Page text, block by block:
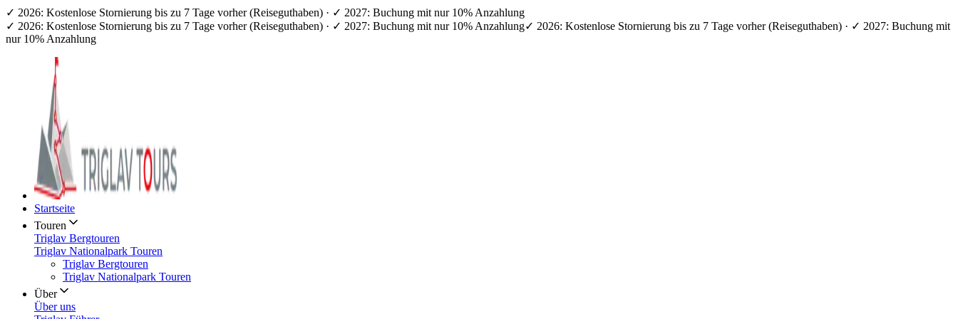
✓ 2026: Kostenlose Stornierung bis zu 7 Tage vorher (Reiseguthaben) · ✓ 2027: Buchung mit nur 10% Anzahlung
✓ 2026: Kostenlose Stornierung bis zu 7 Tage vorher (Reiseguthaben) · ✓ 2027: Buchung mit nur 10% Anzahlung✓ 2026: Kostenlose Stornierung bis zu 7 Tage vorher (Reiseguthaben) · ✓ 2027: Buchung mit
nur 10% Anzahlung
Startseite
Touren
Triglav Bergtouren
Triglav Nationalpark Touren
Triglav Bergtouren
Triglav Nationalpark Touren
Über
Über uns